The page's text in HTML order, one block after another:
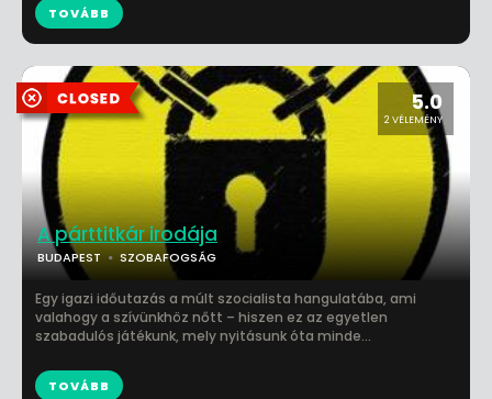
TOVÁBB
5.0
2 VÉLEMÉNY
A párttitkár irodája
BUDAPEST SZOBAFOGSÁG
Egy igazi időutazás a múlt szocialista hangulatába, ami
valahogy a szívünkhöz nőtt – hiszen ez az egyetlen
szabadulós játékunk, mely nyitásunk óta minde...
TOVÁBB